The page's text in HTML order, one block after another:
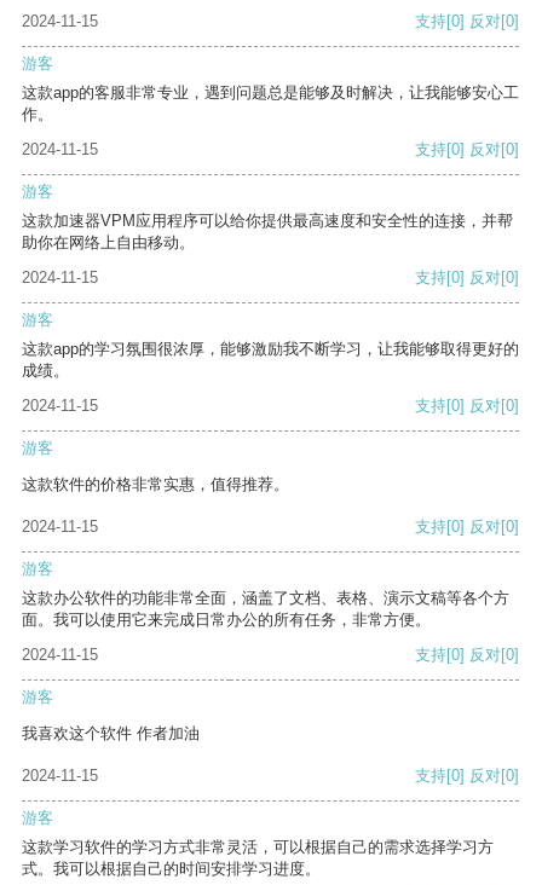
2024-11-15
支持[0] 反对[0]
游客
这款app的客服非常专业，遇到问题总是能够及时解决，让我能够安心工
作。
2024-11-15
支持[0] 反对[0]
游客
这款加速器VPM应用程序可以给你提供最高速度和安全性的连接，并帮
助你在网络上自由移动。
2024-11-15
支持[0] 反对[0]
游客
这款app的学习氛围很浓厚，能够激励我不断学习，让我能够取得更好的
成绩。
2024-11-15
支持[0] 反对[0]
游客
这款软件的价格非常实惠，值得推荐。
2024-11-15 支持[0] 反对[0]
游客
这款办公软件的功能非常全面，涵盖了文档、表格、演示文稿等各个方
面。我可以使用它来完成日常办公的所有任务，非常方便。
2024-11-15
支持[0] 反对[0]
游客
我喜欢这个软件 作者加油
2024-11-15 支持[0] 反对[0]
游客
这款学习软件的学习方式非常灵活，可以根据自己的需求选择学习方
式。我可以根据自己的时间安排学习进度。